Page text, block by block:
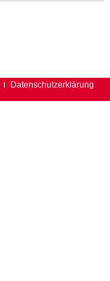
Datenschutzerklärung